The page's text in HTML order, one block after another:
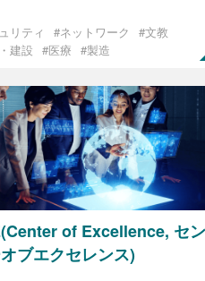
リティ #ネットワーク
#文教
建設 #医療 #製造
of Excellence, セン
ブエクセレンス)